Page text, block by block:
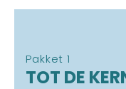
Pakket 1
TOT DE